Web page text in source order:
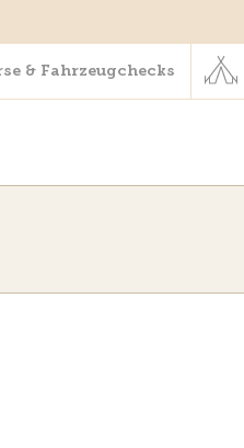
& Fahrzeugchecks